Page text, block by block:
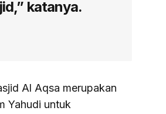
katanya.
Al Aqsa merupakan
Yahudi untuk